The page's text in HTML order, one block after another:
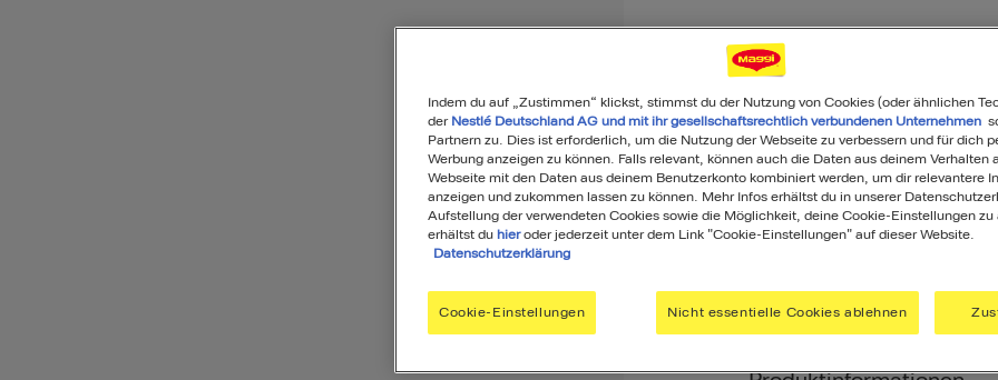
MAGGI Ravioli
62
Als Favorit speichern
Indem du auf „Zustimmen“ klickst, stimmst du der Nutzung von Cookies (oder ähnlichen
der Nestlé Deutschland AG und mit ihr gesellschaftsrechtlich verbundenen Unternehmen
Partnern zu. Dies ist erforderlich, um die Nutzung der Webseite zu verbessern und für dich
Werbung anzeigen zu können. Falls relevant, können auch die Daten aus deinem Verhalten
Webseite mit den Daten aus deinem Benutzerkonto kombiniert werden, um dir relevantere
anzeigen und zukommen lassen zu können. Mehr Infos erhältst du in unserer
Aufstellung der verwendeten Cookies sowie die Möglichkeit, deine Cookie-Einstellungen zu
erhältst du hieroder jederzeit unter dem Link "Cookie-Einstellungen" auf dieser Website.
Datenschutzerklärung
Cookie-Einstellungen Nicht essentielle Cookies ablehnen